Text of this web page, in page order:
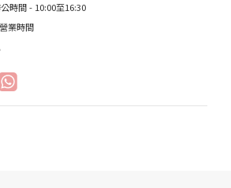
時間 - 10:00至16:30
業時間